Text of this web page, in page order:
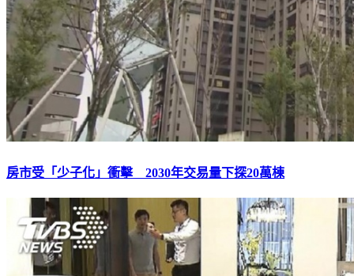
房市受「少子化」衝擊 2030年交易量下探20萬棟